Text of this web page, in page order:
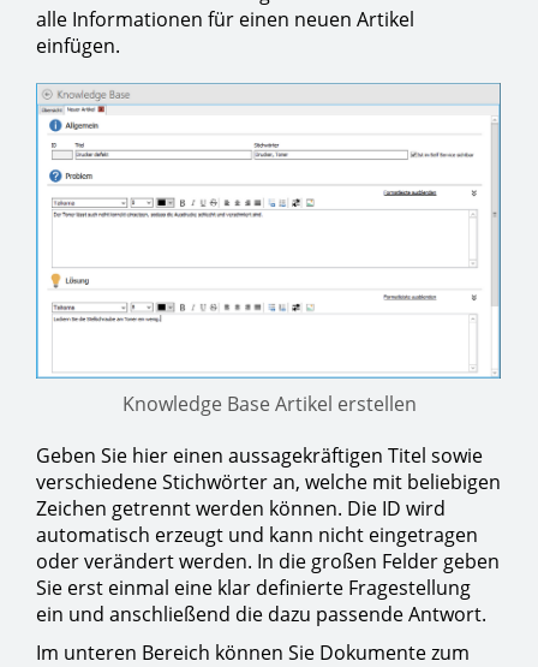
alle Informationen für einen neuen Artikel
einfügen.
Knowledge Base Artikel erstellen
Geben Sie hier einen aussagekräftigen Titel sowie
verschiedene Stichwörter an, welche mit beliebigen
Zeichen getrennt werden können. Die ID wird
automatisch erzeugt und kann nicht eingetragen
oder verändert werden. In die großen Felder geben
Sie erst einmal eine klar definierte Fragestellung
ein und anschließend die dazu passende Antwort.
Im unteren Bereich können Sie Dokumente zum